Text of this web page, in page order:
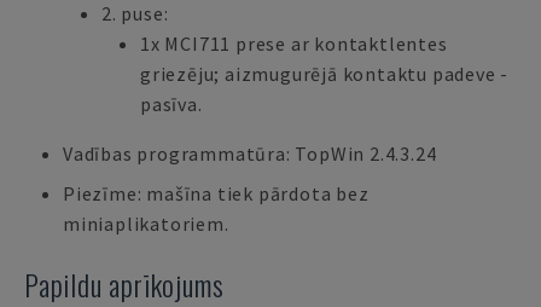
2. puse:
1x MCI711 prese ar kontaktlentes
griezēju; aizmugurējā kontaktu padeve -
pasīva.
Vadības programmatūra: TopWin 2.4.3.24
Piezīme: mašīna tiek pārdota bez
miniaplikatoriem.
Papildu aprīkojums